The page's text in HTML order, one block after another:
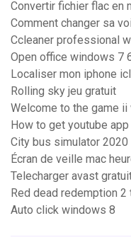
Convertir fichier flac en
Comment changer sa
Ccleaner professional
Open office windows 7
Localiser mon iphone
Rolling sky jeu gratuit
Welcome to the game ii
How to get youtube
City bus simulator 2020
Écran de veille mac
Telecharger avast
Red dead redemption
Auto click windows 8